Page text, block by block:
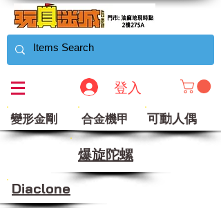
登入
變形金剛 合金機甲 可動人偶
​爆旋陀螺
Diaclone